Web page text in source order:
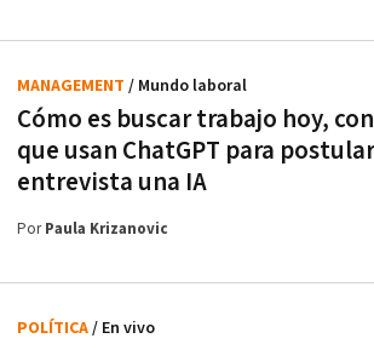
Cómo es buscar trabajo hoy,
que usan ChatGPT para
entrevista una IA
MANAGEMENT / Mundo laboral
PorPaula Krizanovic
POLÍTICA/ En vivo